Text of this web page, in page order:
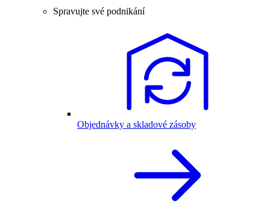
Spravujte své podnikání
Objednávky a skladové zásoby